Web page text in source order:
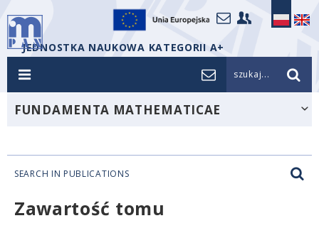
JEDNOSTKA NAUKOWA KATEGORII A+
szukaj...
FUNDAMENTA MATHEMATICAE
SEARCH IN PUBLICATIONS
Zawartość tomu